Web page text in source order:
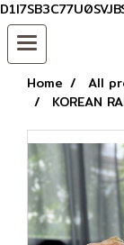
Home All
KOREAN